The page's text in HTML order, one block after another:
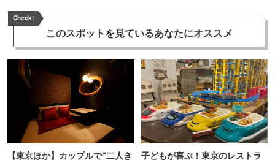
Check!
このスポットを見ているあなたにオススメ
【東京ほか】カップルで“二人き
子どもが喜ぶ！東京のレストラ